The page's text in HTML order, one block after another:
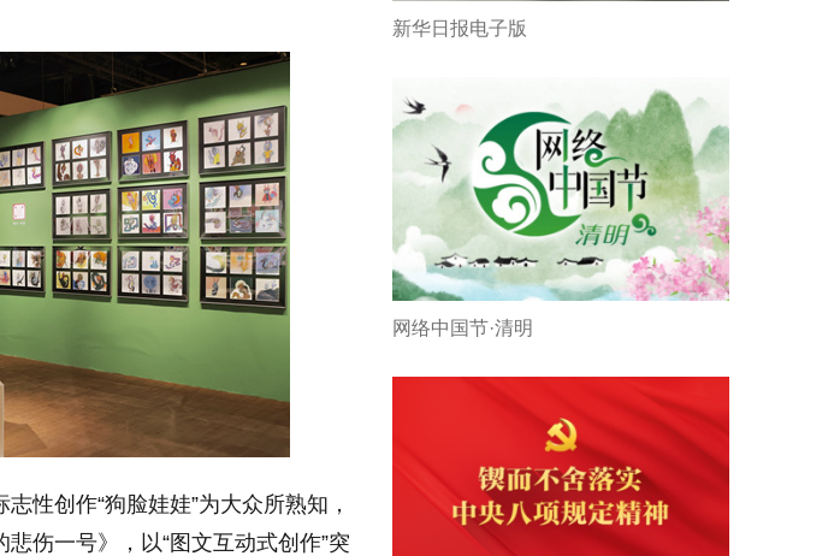
性创作“狗脸娃娃”为大众所熟知，
伤一号》，以“图文互动式创作”突
新华日报电子版
网络中国节·清明